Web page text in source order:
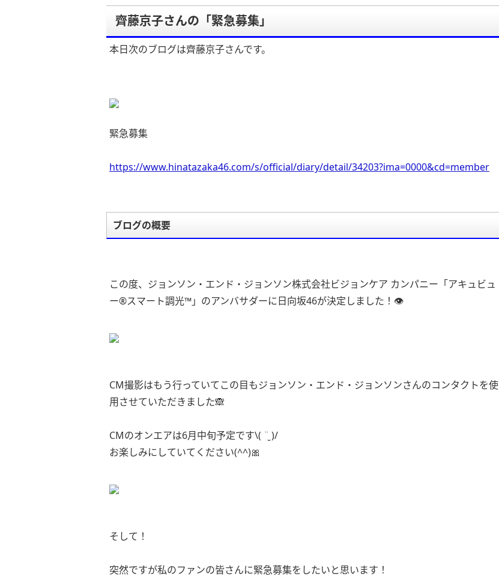
齊藤京子さんの「緊急募集」
本日次のブログは齊藤京子さんです。
緊急募集
https://www.hinatazaka46.com/s/official/diary/detail/34203?ima=0000&cd=member
ブログの概要
この度、ジョンソン・エンド・ジョンソン株式会社ビジョンケア カンパニー「アキュビュ
ー®スマート調光™」のアンバサダーに日向坂46が決定しました！👁
CM撮影はもう行っていてこの目もジョンソン・エンド・ジョンソンさんのコンタクトを使
用させていただきました🙈
CMのオンエアは6月中旬予定です\( ¨̮ )/
お楽しみにしていてください(^^)🎀
そして！
突然ですが私のファンの皆さんに緊急募集をしたいと思います！